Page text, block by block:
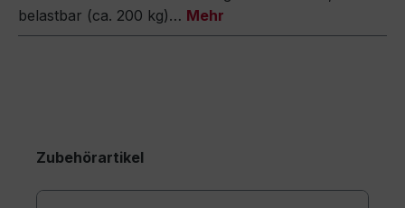
belastbar (ca. 200 kg)… Mehr
Zubehörartikel